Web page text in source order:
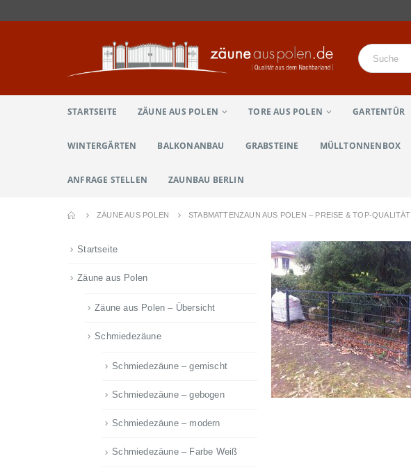
STARTSEITE ZÄUNE AUS POLEN TORE AUS POLEN GARTENTÜR
WINTERGÄRTEN BALKONANBAU GRABSTEINE MÜLLTONNENBOX
ANFRAGE STELLEN ZAUNBAU BERLIN
ZÄUNE AUS POLEN STABMATTENZAUN AUS POLEN – PREISE & TOP-QUALITÄT
Startseite
Zäune aus Polen
Zäune aus Polen – Übersicht
Schmiedezäune
Schmiedezäune – gemischt
Schmiedezäune – gebogen
Schmiedezäune – modern
Schmiedezäune – Farbe Weiß